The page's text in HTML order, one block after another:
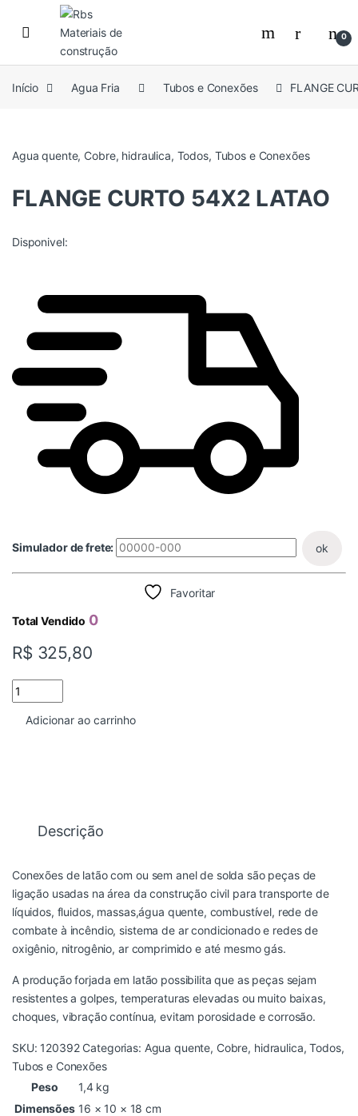
Skip to navigation
Skip to content
0
Início Agua Fria Tubos e Conexões FLANGE
Agua quente, Cobre, hidraulica, Todos, Tubos e Conexões
FLANGE CURTO 54X2 LATAO
Disponivel:
Simulador de frete: ok
Favoritar
Total Vendido 0
R$ 325,80
FLANGE CURTO 54X2 LATAO quantidade
Adicionar ao carrinho
Descrição
Conexões de latão com ou sem anel de solda são peças de
ligação usadas na área da construção civil para transporte de
líquidos, fluidos, massas,água quente, combustível, rede de
combate à incêndio, sistema de ar condicionado e redes de
oxigênio, nitrogênio, ar comprimido e até mesmo gás.
A produção forjada em latão possibilita que as peças sejam
resistentes a golpes, temperaturas elevadas ou muito baixas,
choques, vibração contínua, evitam porosidade e corrosão.
SKU: 120392 Categorias: Agua quente, Cobre, hidraulica,Todos,
Tubos e Conexões
Peso
1,4 kg
Dimensões 16 × 10 × 18 cm